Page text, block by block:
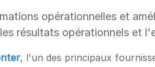
opérationnelles et
résultats opérationnels
, l'un des principaux